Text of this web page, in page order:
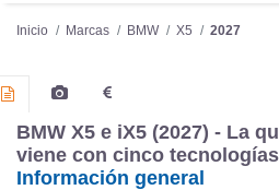
Inicio Marcas BMW X5 2027
BMW X5 e iX5 (2027) - La
viene con cinco
Información general